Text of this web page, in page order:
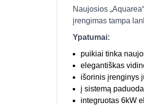
Naujosios
įrengimas tampa
Ypatumai:
puikiai tinka
elegantiškas
išorinis įrenginys
į sistemą
integruotas 6kW